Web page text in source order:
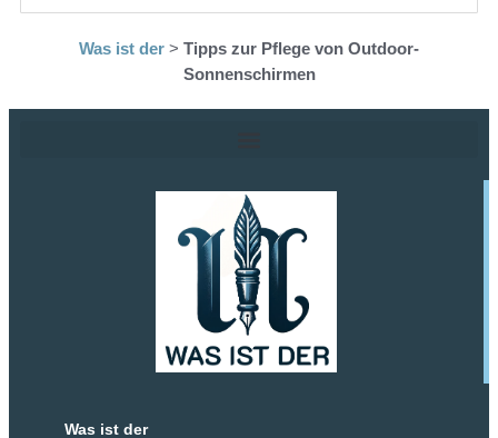
Was ist der > Tipps zur Pflege von Outdoor-
Sonnenschirmen
Was ist der